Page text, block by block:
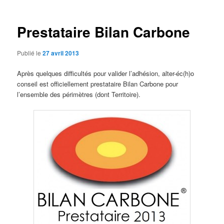
Prestataire Bilan Carbone
Publié le27 avril 2013
Après quelques difficultés pour valider l’adhésion, alter-éc(h)o
conseil est officiellement prestataire Bilan Carbone pour
l’ensemble des périmètres (dont Territoire).